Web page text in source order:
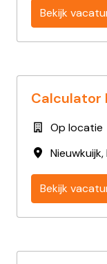
Bekijk
Calculator
Op locatie
Nieuwkuijk,
Bekijk